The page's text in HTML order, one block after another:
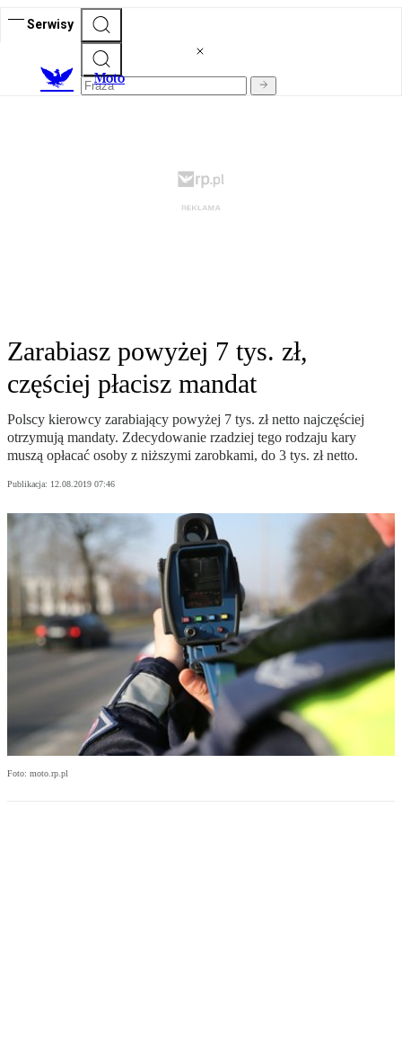
Serwisy
Moto
Zarabiasz powyżej 7 tys. zł,
częściej płacisz mandat
Polscy kierowcy zarabiający powyżej 7 tys. zł netto najczęściej
otrzymują mandaty. Zdecydowanie rzadziej tego rodzaju kary
muszą opłacać osoby z niższymi zarobkami, do 3 tys. zł netto.
Publikacja: 12.08.2019 07:46
Foto: moto.rp.pl